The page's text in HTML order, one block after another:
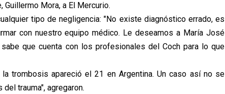
Mora, a El Mercurio.
tipo de negligencia: "No existe diagnóstico errado, es
con nuestro equipo médico. Le deseamos a María José
que cuenta con los profesionales del Coch para lo que
trombosis apareció el 21 en Argentina. Un caso así no se
trauma", agregaron.